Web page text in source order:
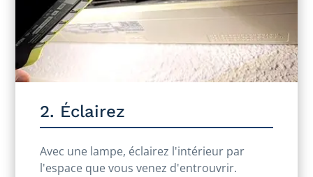
2. Éclairez
Avec une lampe, éclairez l'intérieur par
l'espace que vous venez d'entrouvrir.